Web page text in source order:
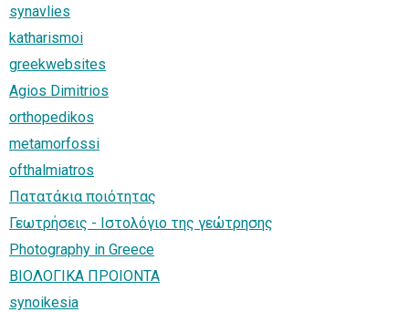
synavlies
katharismoi
greekwebsites
Agios Dimitrios
orthopedikos
metamorfossi
ofthalmiatros
Πατατάκια ποιότητας
Γεωτρήσεις - Ιστολόγιο της γεώτρησης
Photography in Greece
ΒΙΟΛΟΓΙΚΑ ΠΡΟΙΟΝΤΑ
synoikesia